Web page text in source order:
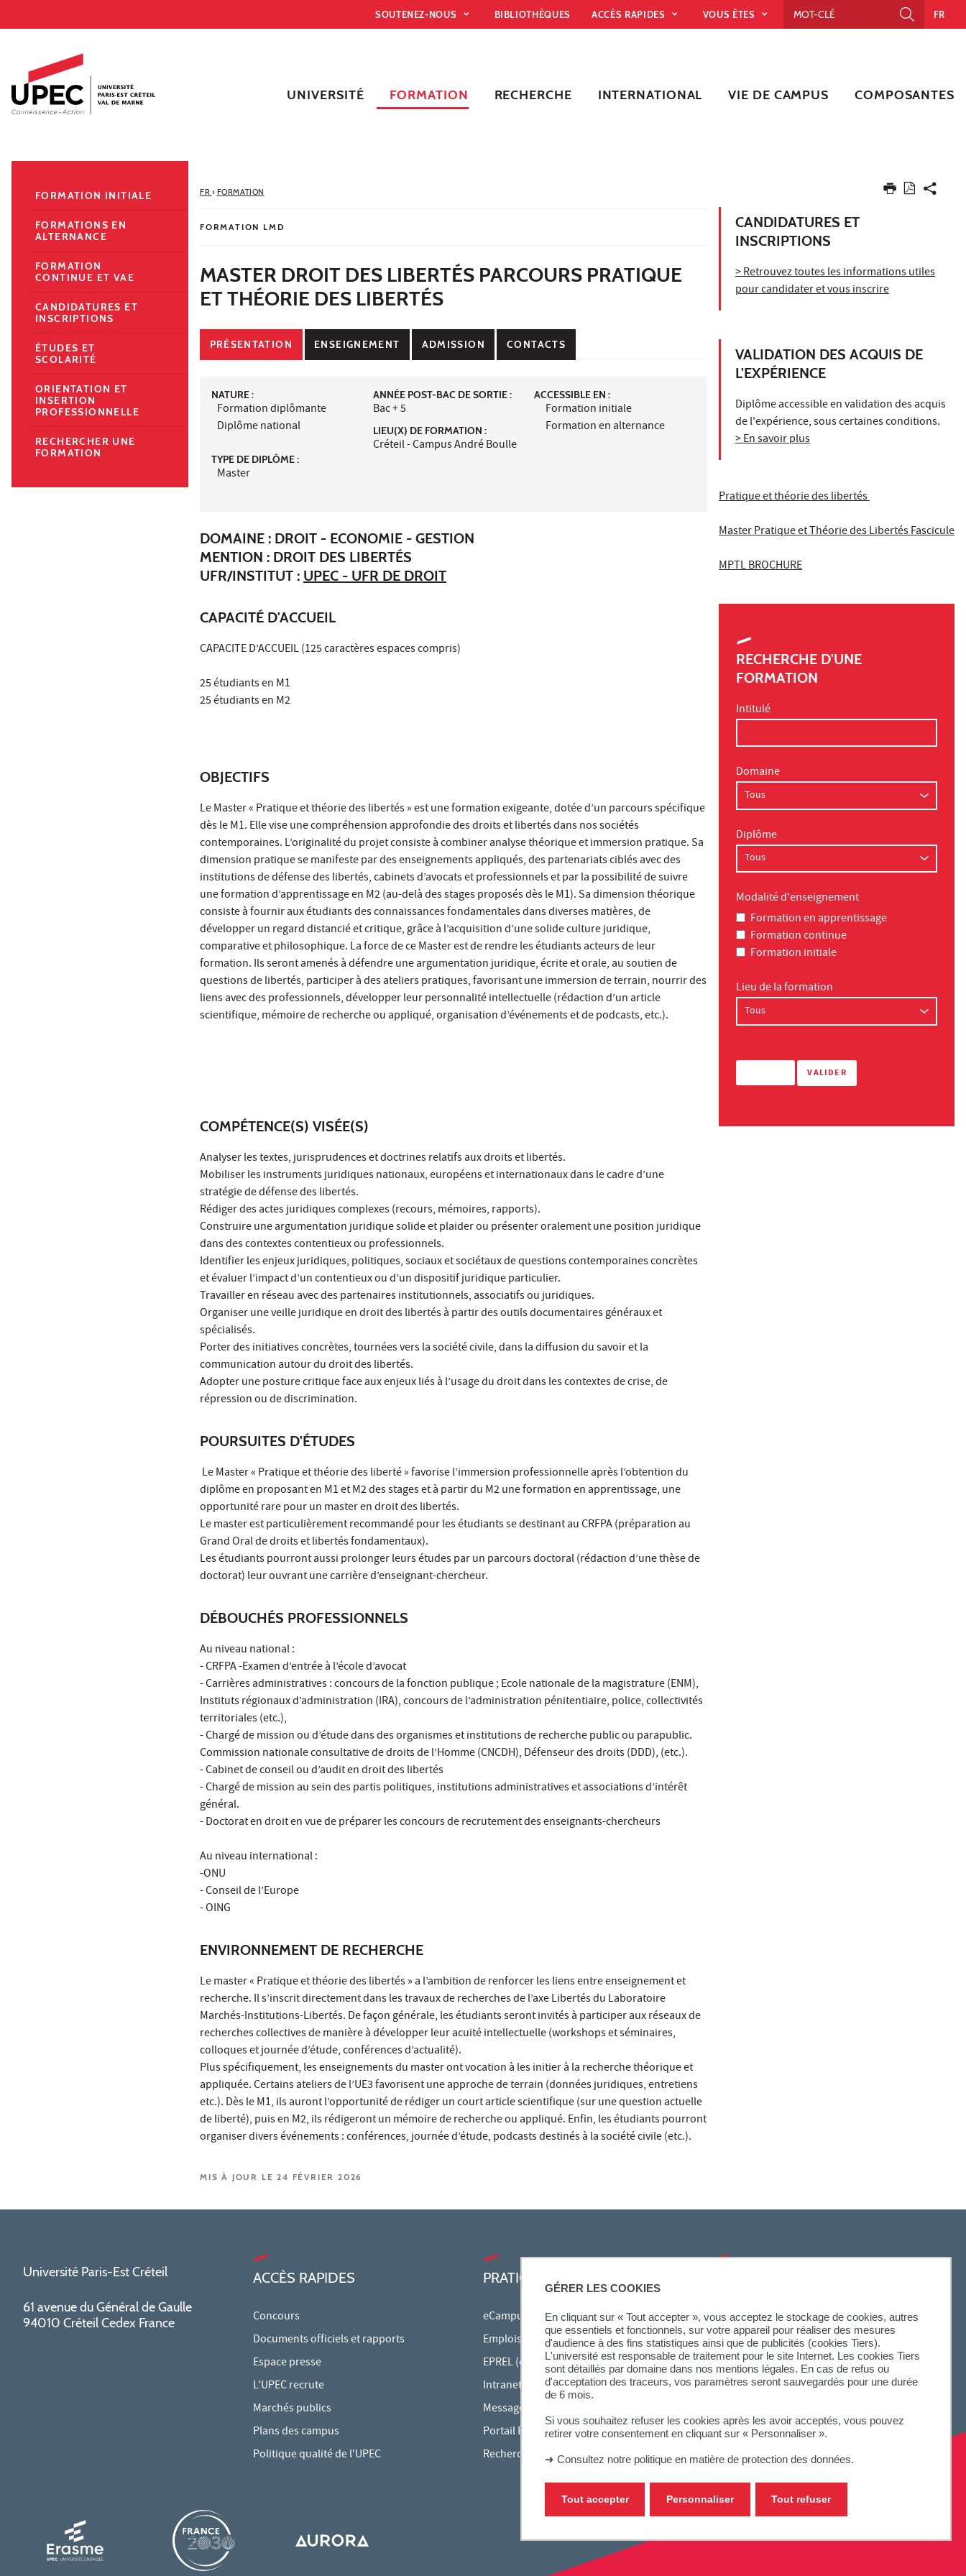
GÉRER LES COOKIES
En cliquant sur « Tout accepter », vous acceptez le stockage de cookies, autres
que essentiels et fonctionnels, sur votre appareil pour réaliser des mesures
d'audience à des fins statistiques ainsi que de publicités (cookies Tiers).
L'université est responsable de traitement pour le site Internet. Les cookies Tiers
sont détaillés par domaine dans nos mentions légales. En cas de refus ou
d'acceptation des traceurs, vos paramètres seront sauvegardés pour une durée
de 6 mois.
Si vous souhaitez refuser les cookies après les avoir acceptés, vous pouvez
retirer votre consentement en cliquant sur « Personnaliser ».
➜ Consultez notre politique en matière de protection des données.
Tout accepter Tout refuser
Personnaliser
Accès directs
Recherche
Navigation secondaire
SOUTENEZ-NOUS BIBLIOTHÈQUES ACCÈS RAPIDES VOUS ÊTES FR
UNIVERSITÉ FORMATION RECHERCHE INTERNATIONAL VIE DE CAMPUS COMPOSANTES
FR › FORMATION
FORMATION LMD
MASTER DROIT DES LIBERTÉS PARCOURS PRATIQUE
ET THÉORIE DES LIBERTÉS
PRÉSENTATION ENSEIGNEMENT ADMISSION CONTACTS
NATURE :
Formation diplômante
Diplôme national
TYPE DE DIPLÔME :
Master
ANNÉE POST-BAC DE SORTIE :
Bac + 5
LIEU(X) DE FORMATION :
Créteil - Campus André Boulle
ACCESSIBLE EN :
Formation initiale
Formation en alternance
DOMAINE : DROIT - ECONOMIE - GESTION
MENTION : DROIT DES LIBERTÉS
UFR/INSTITUT : UPEC - UFR DE DROIT
CAPACITÉ D'ACCUEIL
CAPACITE D’ACCUEIL (125 caractères espaces compris)
25 étudiants en M1
25 étudiants en M2
OBJECTIFS
Le Master « Pratique et théorie des libertés » est une formation exigeante, dotée d’un parcours spécifique
dès le M1. Elle vise une compréhension approfondie des droits et libertés dans nos sociétés
contemporaines. L’originalité du projet consiste à combiner analyse théorique et immersion pratique. Sa
dimension pratique se manifeste par des enseignements appliqués, des partenariats ciblés avec des
institutions de défense des libertés, cabinets d’avocats et professionnels et par la possibilité de suivre
une formation d’apprentissage en M2 (au-delà des stages proposés dès le M1). Sa dimension théorique
consiste à fournir aux étudiants des connaissances fondamentales dans diverses matières, de
développer un regard distancié et critique, grâce à l’acquisition d’une solide culture juridique,
comparative et philosophique. La force de ce Master est de rendre les étudiants acteurs de leur
formation. Ils seront amenés à défendre une argumentation juridique, écrite et orale, au soutien de
questions de libertés, participer à des ateliers pratiques, favorisant une immersion de terrain, nourrir des
liens avec des professionnels, développer leur personnalité intellectuelle (rédaction d’un article
scientifique, mémoire de recherche ou appliqué, organisation d’événements et de podcasts, etc.).
COMPÉTENCE(S) VISÉE(S)
Analyser les textes, jurisprudences et doctrines relatifs aux droits et libertés.
Mobiliser les instruments juridiques nationaux, européens et internationaux dans le cadre d’une
stratégie de défense des libertés.
Rédiger des actes juridiques complexes (recours, mémoires, rapports).
Construire une argumentation juridique solide et plaider ou présenter oralement une position juridique
dans des contextes contentieux ou professionnels.
Identifier les enjeux juridiques, politiques, sociaux et sociétaux de questions contemporaines concrètes
et évaluer l’impact d’un contentieux ou d’un dispositif juridique particulier.
Travailler en réseau avec des partenaires institutionnels, associatifs ou juridiques.
Organiser une veille juridique en droit des libertés à partir des outils documentaires généraux et
spécialisés.
Porter des initiatives concrètes, tournées vers la société civile, dans la diffusion du savoir et la
communication autour du droit des libertés.
Adopter une posture critique face aux enjeux liés à l’usage du droit dans les contextes de crise, de
répression ou de discrimination.
POURSUITES D'ÉTUDES
Le Master « Pratique et théorie des liberté » favorise l’immersion professionnelle après l’obtention du
diplôme en proposant en M1 et M2 des stages et à partir du M2 une formation en apprentissage, une
opportunité rare pour un master en droit des libertés.
Le master est particulièrement recommandé pour les étudiants se destinant au CRFPA (préparation au
Grand Oral de droits et libertés fondamentaux).
Les étudiants pourront aussi prolonger leurs études par un parcours doctoral (rédaction d’une thèse de
doctorat) leur ouvrant une carrière d’enseignant-chercheur.
DÉBOUCHÉS PROFESSIONNELS
Au niveau national :
- CRFPA -Examen d’entrée à l’école d’avocat
- Carrières administratives : concours de la fonction publique ; Ecole nationale de la magistrature (ENM),
Instituts régionaux d’administration (IRA), concours de l’administration pénitentiaire, police, collectivités
territoriales (etc.),
- Chargé de mission ou d’étude dans des organismes et institutions de recherche public ou parapublic.
Commission nationale consultative de droits de l’Homme (CNCDH), Défenseur des droits (DDD), (etc.).
- Cabinet de conseil ou d’audit en droit des libertés
- Chargé de mission au sein des partis politiques, institutions administratives et associations d’intérêt
général.
- Doctorat en droit en vue de préparer les concours de recrutement des enseignants-chercheurs
Au niveau international :
-ONU
- Conseil de l’Europe
- OING
ENVIRONNEMENT DE RECHERCHE
Le master « Pratique et théorie des libertés » a l’ambition de renforcer les liens entre enseignement et
recherche. Il s’inscrit directement dans les travaux de recherches de l’axe Libertés du Laboratoire
Marchés-Institutions-Libertés. De façon générale, les étudiants seront invités à participer aux réseaux de
recherches collectives de manière à développer leur acuité intellectuelle (workshops et séminaires,
colloques et journée d’étude, conférences d’actualité).
Plus spécifiquement, les enseignements du master ont vocation à les initier à la recherche théorique et
appliquée. Certains ateliers de l’UE3 favorisent une approche de terrain (données juridiques, entretiens
etc.). Dès le M1, ils auront l’opportunité de rédiger un court article scientifique (sur une question actuelle
de liberté), puis en M2, ils rédigeront un mémoire de recherche ou appliqué. Enfin, les étudiants pourront
organiser divers événements : conférences, journée d’étude, podcasts destinés à la société civile (etc.).
MIS À JOUR LE 24 FÉVRIER 2026
CANDIDATURES ET
INSCRIPTIONS
> Retrouvez toutes les informations utiles
pour candidater et vous inscrire
VALIDATION DES ACQUIS DE
L'EXPÉRIENCE
Diplôme accessible en validation des acquis
de l'expérience, sous certaines conditions.
> En savoir plus
Pratique et théorie des libertés
Master Pratique et Théorie des Libertés Fascicule
MPTL BROCHURE
RECHERCHE D'UNE
FORMATION
Intitulé
Domaine
Diplôme
Modalité d'enseignement
Formation en apprentissage
Formation continue
Formation initiale
Lieu de la formation
FORMATION INITIALE
FORMATIONS EN
ALTERNANCE
FORMATION
CONTINUE ET VAE
CANDIDATURES ET
INSCRIPTIONS
ÉTUDES ET
SCOLARITÉ
ORIENTATION ET
INSERTION
PROFESSIONNELLE
RECHERCHER UNE
FORMATION
Université Paris-Est Créteil
61 avenue du Général de Gaulle
94010 Créteil Cedex France
ACCÈS RAPIDES
Concours
Documents officiels et rapports
Espace presse
L'UPEC recrute
Marchés publics
Plans des campus
Politique qualité de l'UPEC
PRATIQUE
eCampus
Emplois du temps en ligne
EPREL (cours en ligne)
Intranet des personnels
Messagerie étudiante
Portail Bu Athéna
Rechercher une formation